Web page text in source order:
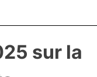
sur la